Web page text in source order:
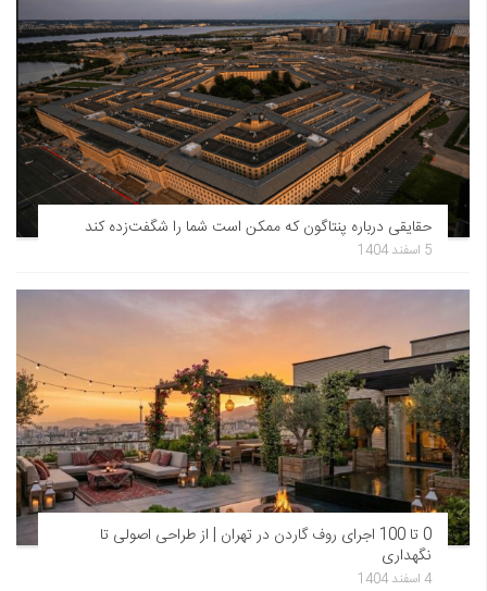
حقایقی درباره پنتاگون که ممکن است شما را شگفت‌زده کند
5 اسفند 1404
0 تا 100 اجرای روف گاردن در تهران | از طراحی اصولی تا
نگهداری
4 اسفند 1404